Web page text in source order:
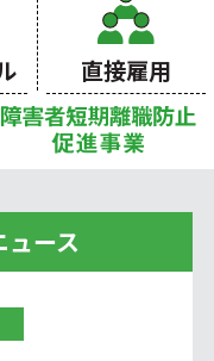
直接雇用
ュース